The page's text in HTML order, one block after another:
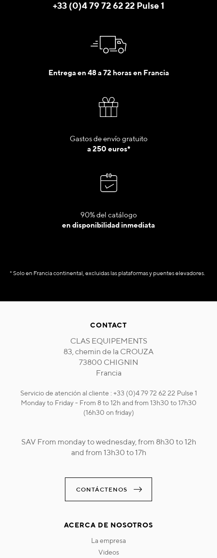
+33 (0)4 79 72 62 22 Pulse 1
Entrega en 48 a 72 horas en Francia
Gastos de envío gratuito
a 250 euros*
90% del catálogo
en disponibilidad inmediata
* Solo en Francia continental, excluidas las plataformas y puentes elevadores.
CONTACT
CLAS EQUIPEMENTS
83, chemin de la CROUZA
73800 CHIGNIN
Francia
Servicio de atención al cliente : +33 (0)4 79 72 62 22 Pulse 1
Monday to Friday - From 8 to 12h and from 13h30 to 17h30
(16h30 on friday)
SAV From monday to wednesday, from 8h30 to 12h
and from 13h30 to 17h
CONTÁCTENOS
ACERCA DE NOSOTROS
la empresa
videos